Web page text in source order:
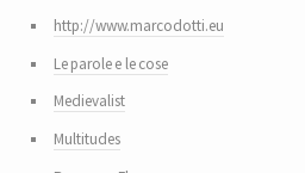
http://www.marcodotti.eu
Le parole e le cose
Medievalist
Multitudes